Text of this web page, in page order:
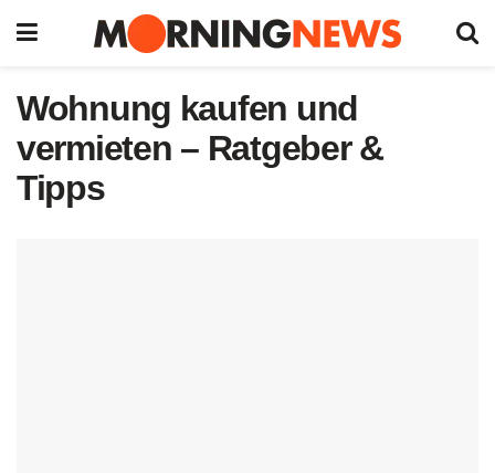
Wohnung kaufen und
vermieten – Ratgeber &
Tipps